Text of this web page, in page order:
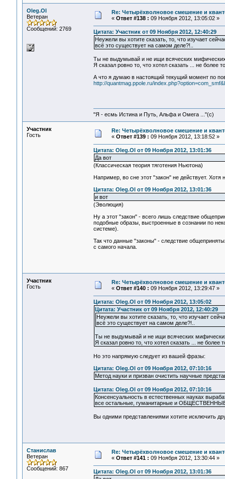
Oleg.Ol
Ветеран
Сообщений: 2769
Re: Четырёхволновое смешение и
« Ответ #138 : 09 Ноября 2012, 13:05:02 »
Цитата: Участник от 09 Ноября 2012, 12:40:29
Неужели вы хотите сказать, то, что изучает
всё это существует на самом деле?!..
Ты не выдумывай и не ищи всяческих
Я сказал ровно то, что хотел сказать ... не более
А что я думаю в наcтоящий текущий момент по
http://quantmag.ppole.ru/
"Я - есмь Истина и Путь, Альфа и Омега ..."(с)
Участник
Гость
Re: Четырёхволновое смешение и
« Ответ #139 : 09 Ноября 2012, 13:18:52 »
Цитата: Oleg.Ol от 09 Ноября 2012, 13:01:36
Да вот
(Классическая теория тяготения Ньютона)
Например, во сне этот "закон" не действует.
Цитата: Oleg.Ol от 09 Ноября 2012, 13:01:36
и вот
(Эволюция)
Ну а этот "закон" - всего лишь следствие
подобные образы, выстроенные в сознании по
системе).
Так что данные "законы" - следствие
с самого начала.
Участник
Гость
Re: Четырёхволновое смешение и
« Ответ #140 : 09 Ноября 2012, 13:29:47 »
Цитата: Oleg.Ol от 09 Ноября 2012, 13:05:02
Цитата: Участник от 09 Ноября 2012, 12:40:29
Неужели вы хотите сказать, то, что изучает
всё это существует на самом деле?!..
Ты не выдумывай и не ищи всяческих
Я сказал ровно то, что хотел сказать ... не более
Но это напрямую следует из вашей фразы:
Цитата: Oleg.Ol от 09 Ноября 2012, 07:10:16
Метод науки и призван очистить научные
Цитата: Oleg.Ol от 09 Ноября 2012, 07:10:16
Консенсуальность в естественных науках
все остальные, гуманитарные и ОБЩЕСТВЕННЫЕ
Вы одними представлениями хотите исключить
Станислав
Ветеран
Сообщений: 867
Re: Четырёхволновое смешение и
« Ответ #141 : 09 Ноября 2012, 13:30:44 »
Цитата: Oleg.Ol от 09 Ноября 2012, 13:01:36